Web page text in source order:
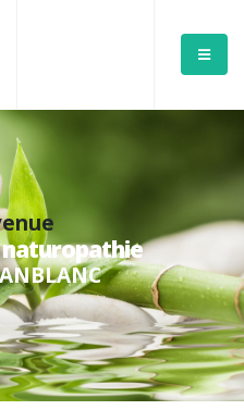
naturopathie
ANBLANC